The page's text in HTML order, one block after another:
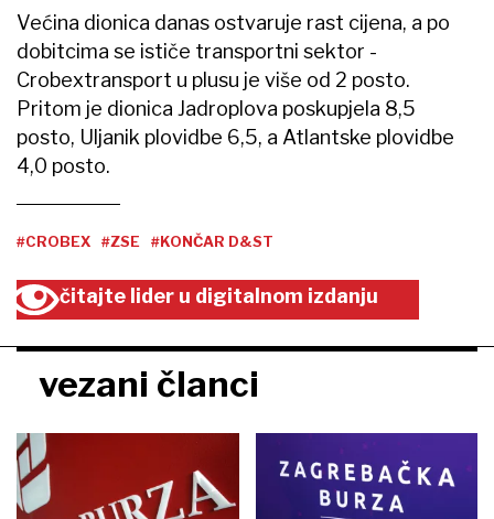
Većina dionica danas ostvaruje rast cijena, a po
dobitcima se ističe transportni sektor -
Crobextransport u plusu je više od 2 posto.
Pritom je dionica Jadroplova poskupjela 8,5
posto, Uljanik plovidbe 6,5, a Atlantske plovidbe
4,0 posto.
#CROBEX #ZSE #KONČAR D&ST
čitajte lider u digitalnom izdanju
vezani članci